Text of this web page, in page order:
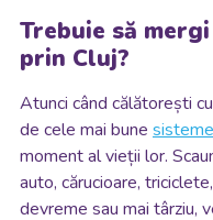
Trebuie să
prin Cluj?
Atunci când călătorești
de cele mai bune
moment al vieții lor.
auto, cărucioare,
devreme sau mai târziu,